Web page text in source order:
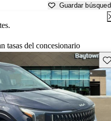
Guardar
tasas del concesionario